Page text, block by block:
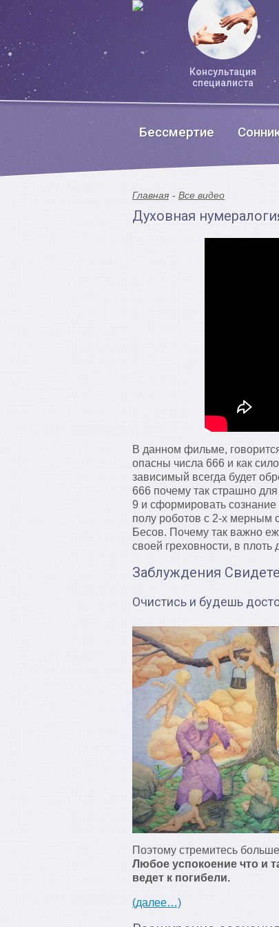
Консультация
специалиста
Бессмертие
Главная Все видео
Духовная
В данном фильме,
опасны числа 666 и как
зависимый всегда будет
666 почему так страшно
9 и сформировать
полу роботов с 2-х мерным
Бесов. Почему так важно
своей греховности, в плоть
Заблуждения
Очистись и будешь
Поэтому стремитесь
Любое успокоение что и
ведет к погибели.
(далее…)